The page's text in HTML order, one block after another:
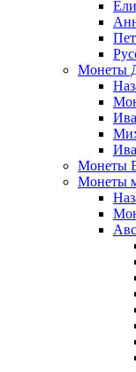
Монеты
Монеты
Монеты